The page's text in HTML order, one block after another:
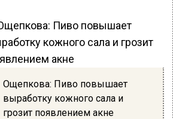
Ощепкова: Пиво повышает
выработку кожного сала и
грозит появлением акне